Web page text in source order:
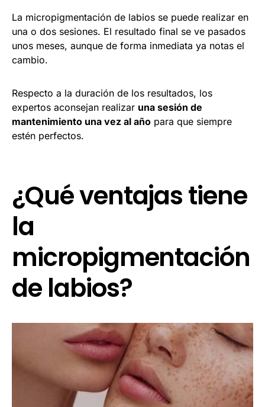
La micropigmentación de labios se puede realizar en
una o dos sesiones. El resultado final se ve pasados
unos meses, aunque de forma inmediata ya notas el
cambio.
Respecto a la duración de los resultados, los
expertos aconsejan realizar una sesión de
mantenimiento una vez al año para que siempre
estén perfectos.
¿Qué ventajas tiene
la
micropigmentación
de labios?